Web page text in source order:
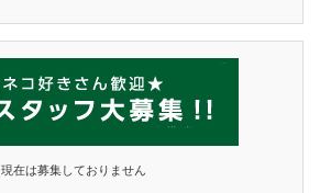
現在は募集しておりません